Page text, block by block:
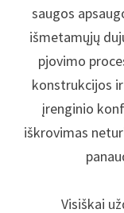
saugos
išmetamųjų
pjovimo
konstrukcijos
įrenginio
iškrovimas
Visiškai